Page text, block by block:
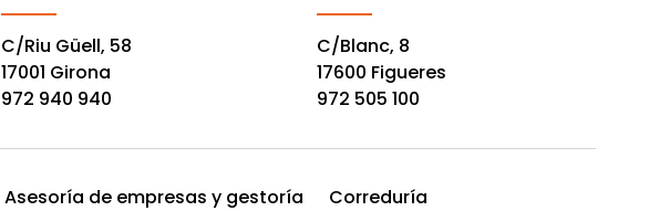
C/Riu Güell, 58
17001 Girona
972 940 940
C/Blanc, 8
17600 Figueres
972 505 100
Asesoría de empresas y gestoría Correduría